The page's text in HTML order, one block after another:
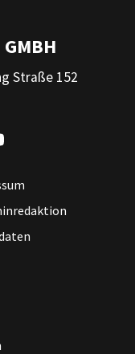
GMBH
Straße 152